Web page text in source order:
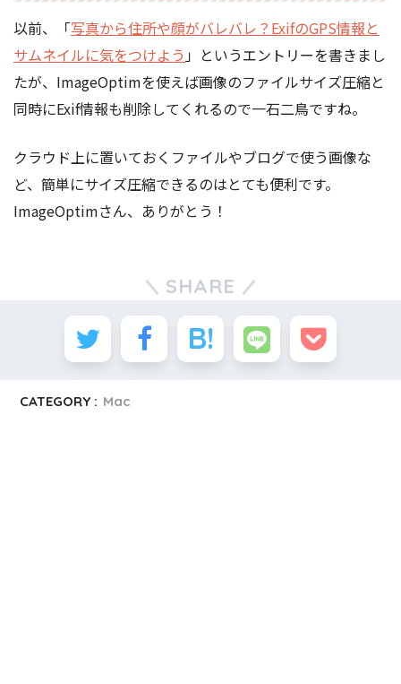
以前、「写真から住所や顔がバレバレ？ExifのGPS情報と
サムネイルに気をつけよう 」というエントリーを書きまし
たが、ImageOptimを使えば画像のファイルサイズ圧縮と
同時にExif情報も削除してくれるので一石二鳥ですね。
クラウド上に置いておくファイルやブログで使う画像な
ど、簡単にサイズ圧縮できるのはとても便利です。
ImageOptimさん、ありがとう！
SHARE
CATEGORY : Mac